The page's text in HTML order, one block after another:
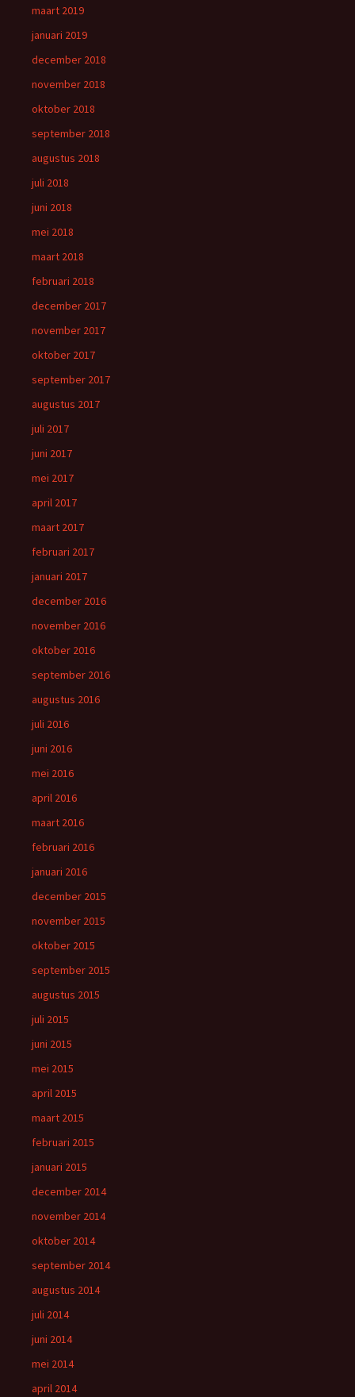
maart 2019
januari 2019
december 2018
november 2018
oktober 2018
september 2018
augustus 2018
juli 2018
juni 2018
mei 2018
maart 2018
februari 2018
december 2017
november 2017
oktober 2017
september 2017
augustus 2017
juli 2017
juni 2017
mei 2017
april 2017
maart 2017
februari 2017
januari 2017
december 2016
november 2016
oktober 2016
september 2016
augustus 2016
juli 2016
juni 2016
mei 2016
april 2016
maart 2016
februari 2016
januari 2016
december 2015
november 2015
oktober 2015
september 2015
augustus 2015
juli 2015
juni 2015
mei 2015
april 2015
maart 2015
februari 2015
januari 2015
december 2014
november 2014
oktober 2014
september 2014
augustus 2014
juli 2014
juni 2014
mei 2014
april 2014